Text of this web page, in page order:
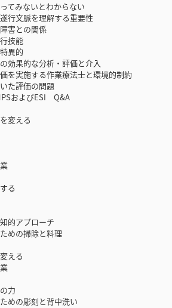
てみないとわからない
文脈を理解する重要性
害との関係
技能
異的
果的な分析・評価と介入
実施する作業療法士と環境的制約
た評価の問題
およびESI Q&A
変える
る
的アプローチ
めの掃除と料理
える
力
めの彫刻と背中洗い